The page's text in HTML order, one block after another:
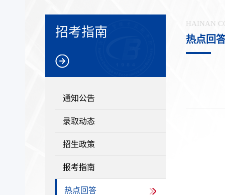
招考指南
通知公告
录取动态
招生政策
报考指南
热点回答
HAINAN
热点回